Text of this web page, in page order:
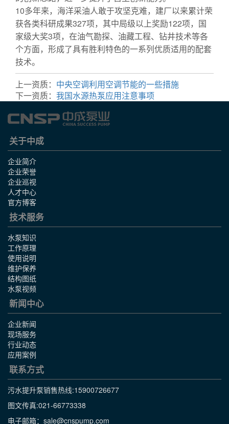
10多年来，海洋采油人敢于攻坚克难，建厂以来累计荣
获各类科研成果327项，其中局级以上奖励122项，国
家级大奖3项，在油气勘探、油藏工程、钻井技术等各
个方面，形成了具有胜利特色的一系列优质适用的配套
技术。
上一资质： 中央空调利用空调节能的一些措施
下一资质： 我国水源热泵应用注意事项
关于中成
企业简介
企业荣誉
企业巡视
人才中心
官方博客
技术服务
水泵知识
工作原理
使用说明
维护保养
结构图纸
水泵视频
新闻中心
企业新闻
现场服务
行业动态
应用案例
联系方式
污水提升泵销售热线:15900726677
图文传真:021-66773338
电子邮箱：sale@cnspump.com